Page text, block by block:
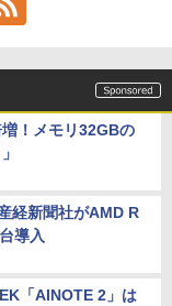
！メモリ32GBの
経新聞社がAMD R
導入
「AINOTE 2」は